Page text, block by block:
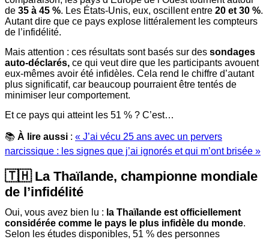
de 35 à 45 %. Les États-Unis, eux, oscillent entre 20 et 30 %.
Autant dire que ce pays explose littéralement les compteurs
de l’infidélité.
Mais attention : ces résultats sont basés sur des sondages
auto-déclarés, ce qui veut dire que les participants avouent
eux-mêmes avoir été infidèles. Cela rend le chiffre d’autant
plus significatif, car beaucoup pourraient être tentés de
minimiser leur comportement.
Et ce pays qui atteint les 51 % ? C’est…
📚 À lire aussi : « J’ai vécu 25 ans avec un pervers
narcissique : les signes que j’ai ignorés et qui m’ont brisée »
🇹🇭 La Thaïlande, championne mondiale
de l’infidélité
Oui, vous avez bien lu : la Thaïlande est officiellement
considérée comme le pays le plus infidèle du monde.
Selon les études disponibles, 51 % des personnes